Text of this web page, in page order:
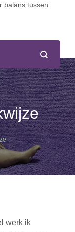
balans tussen
werk ik